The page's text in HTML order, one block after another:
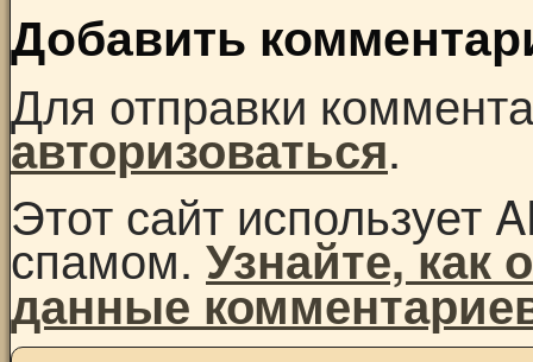
Добавить
Для отправки
авторизоваться.
Этот сайт использует
спамом.Узнайте,
данные